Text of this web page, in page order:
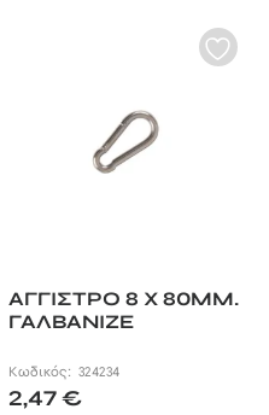
ΑΓΓΙΣΤΡΟ 8 X 80ΜΜ.
ΓΑΛΒΑΝΙΖΕ
Κωδικός:324234
2,47€